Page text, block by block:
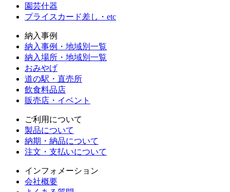
園芸什器
プライスカード差し・etc
納入事例
納入事例・地域別一覧
納入場所・地域別一覧
おみやげ
道の駅・直売所
飲食料品店
販売店・イベント
ご利用について
製品について
納期・納品について
注文・支払いについて
インフォメーション
会社概要